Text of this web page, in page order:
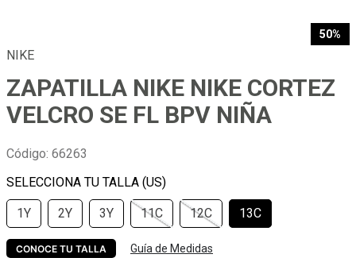
50%
NIKE
ZAPATILLA NIKE NIKE CORTEZ
VELCRO SE FL BPV NIÑA
Código: 66263
1Y 2Y 3Y 11C 12C 13C
CONOCE TU TALLA Guía de Medidas